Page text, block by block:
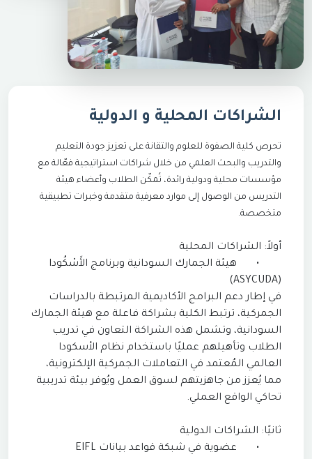
الشراكات المحلية و الدولية
تحرص كلية الصفوة للعلوم والتقانة على تعزيز جودة التعليم
والتدريب والبحث العلمي من خلال شراكات استراتيجية فعّالة مع
مؤسسات محلية ودولية رائدة، تُمكّن الطلاب وأعضاء هيئة
التدريس من الوصول إلى موارد معرفية متقدمة وخبرات تطبيقية
متخصصة.
أولاً: الشراكات المحلية
•
هيئة الجمارك السودانية وبرنامج الأَسْكُودا
(ASYCUDA)
في إطار دعم البرامج الأكاديمية المرتبطة بالدراسات
الجمركية، ترتبط الكلية بشراكة فاعلة مع هيئة الجمارك
السودانية، وتشمل هذه الشراكة التعاون في تدريب
الطلاب وتأهيلهم عمليًا باستخدام نظام الأسكودا
العالمي المُعتمد في التعاملات الجمركية الإلكترونية،
مما يُعزز من جاهزيتهم لسوق العمل ويُوفر بيئة تدريبية
تحاكي الواقع العملي.
ثانيًا: الشراكات الدولية
•
عضوية في شبكة قواعد بيانات EIFL